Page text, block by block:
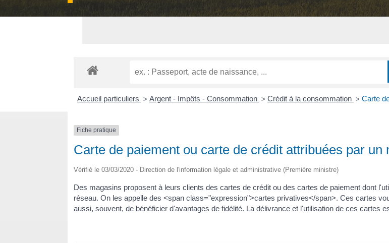
Accueil particuliers > Argent - Impôts - Consommation > Crédit à la consommation > Carte
Fiche pratique
Carte de paiement ou carte de crédit attribuées par un
Vérifié le 03/03/2020 - Direction de l'information légale et administrative (Première ministre)
Des magasins proposent à leurs clients des cartes de crédit ou des cartes de paiement dont
réseau. On les appelle des <span class="expression">cartes privatives</span>. Ces cartes
aussi, souvent, de bénéficier d'avantages de fidélité. La délivrance et l'utilisation de ces cartes